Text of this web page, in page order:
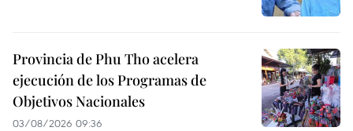
Provincia de Phu Tho acelera
ejecución de los Programas de
Objetivos Nacionales
03/08/2026 09:36